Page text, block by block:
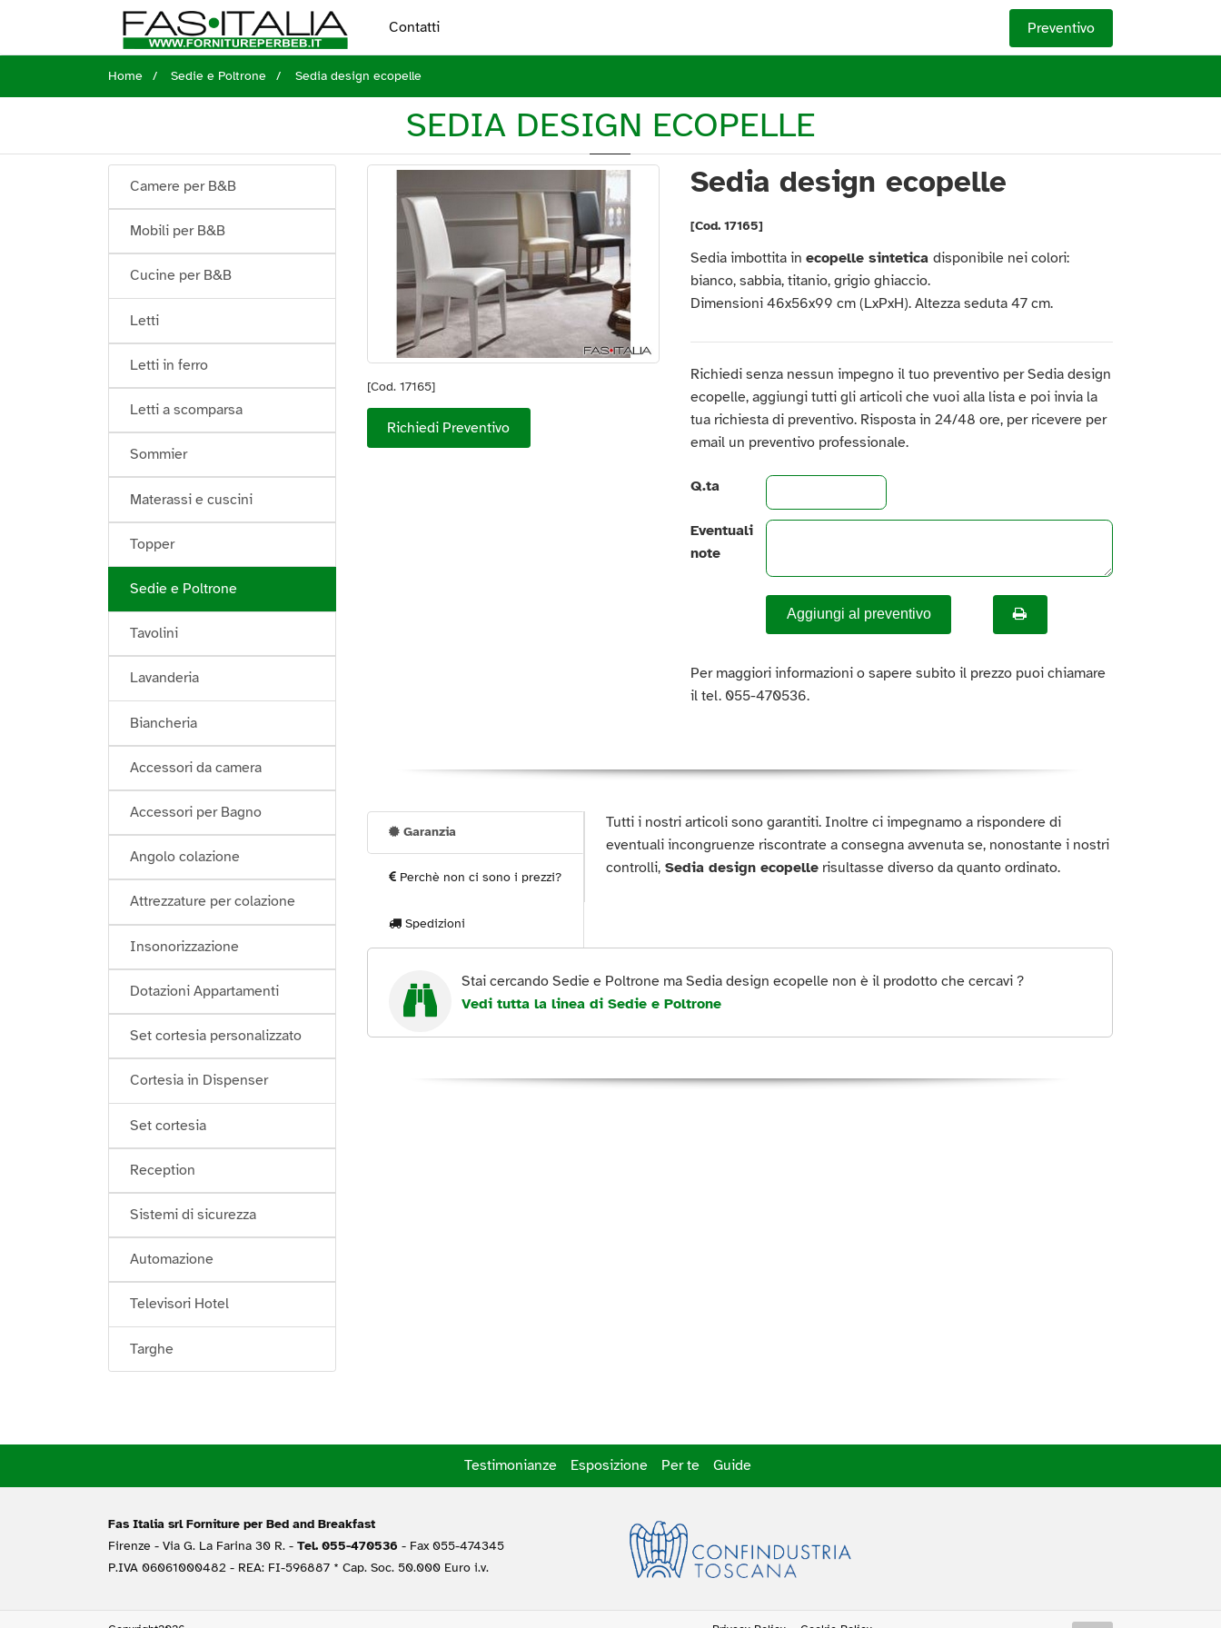
Contatti Preventivo
Home Sedie e Poltrone Sedia design ecopelle
SEDIA DESIGN ECOPELLE
Camere per B&B
Mobili per B&B
Cucine per B&B
Letti
Letti in ferro
Letti a scomparsa
Sommier
Materassi e cuscini
Topper
Sedie e Poltrone
Tavolini
Lavanderia
Biancheria
Accessori da camera
Accessori per Bagno
Angolo colazione
Attrezzature per colazione
Insonorizzazione
Dotazioni Appartamenti
Set cortesia personalizzato
Cortesia in Dispenser
Set cortesia
Reception
Sistemi di sicurezza
Automazione
Televisori Hotel
Targhe
[Cod. 17165]
Richiedi Preventivo
Sedia design ecopelle
[Cod. 17165]
Sedia imbottita inecopelle sinteticadisponibile nei colori:
bianco, sabbia, titanio, grigio ghiaccio.
Dimensioni 46x56x99 cm (LxPxH). Altezza seduta 47 cm.
Richiedi senza nessun impegno il tuo preventivo per Sedia design
ecopelle, aggiungi tutti gli articoli che vuoi alla lista e poi invia la
tua richiesta di preventivo. Risposta in 24/48 ore, per ricevere per
email un preventivo professionale.
Q.ta
Eventuali
note
Aggiungi al preventivo
Per maggiori informazioni o sapere subito il prezzo puoi chiamare
il tel. 055-470536.
Garanzia
Perchè non ci sono i prezzi?
Spedizioni
Tutti i nostri articoli sono garantiti. Inoltre ci impegnamo a rispondere di
eventuali incongruenze riscontrate a consegna avvenuta se, nonostante i nostri
controlli, Sedia design ecopelle risultasse diverso da quanto ordinato.
Stai cercando Sedie e Poltrone ma Sedia design ecopelle non è il prodotto che cercavi ?
Vedi tutta la linea di Sedie e Poltrone
Testimonianze Esposizione Per te Guide
Fas Italia srl Forniture per Bed and Breakfast
Firenze - Via G. La Farina 30 R. - Tel. 055-470536 - Fax 055-474345
P.IVA 06061000482 - REA: FI-596887 * Cap. Soc. 50.000 Euro i.v.